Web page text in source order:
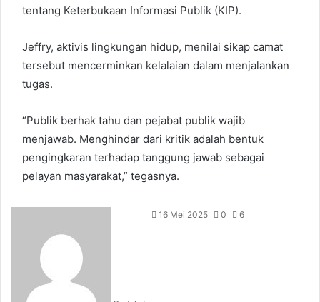
tentang Keterbukaan Informasi Publik (KIP).
Jeffry, aktivis lingkungan hidup, menilai sikap camat
tersebut mencerminkan kelalaian dalam menjalankan
tugas.
“Publik berhak tahu dan pejabat publik wajib
menjawab. Menghindar dari kritik adalah bentuk
pengingkaran terhadap tanggung jawab sebagai
pelayan masyarakat,” tegasnya.
16 Mei 2025 0 6